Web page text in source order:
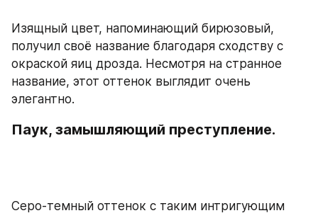
Изящный цвет, напоминающий бирюзовый,
получил своё название благодаря сходству с
окраской яиц дрозда. Несмотря на странное
название, этот оттенок выглядит очень
элегантно.
Паук, замышляющий преступление.
Серо-темный оттенок с таким интригующим